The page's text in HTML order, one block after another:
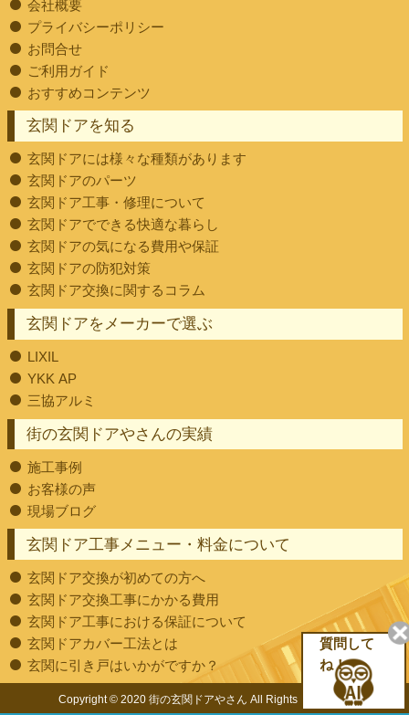
会社概要
プライバシーポリシー
お問合せ
ご利用ガイド
おすすめコンテンツ
街の玄関ドアやさんの実績
施工事例
お客様の声
現場ブログ
玄関ドアを知る
玄関ドアには様々な種類があります
玄関ドアのパーツ
玄関ドア工事・修理について
玄関ドアでできる快適な暮らし
玄関ドアの気になる費用や保証
玄関ドアの防犯対策
玄関ドア交換に関するコラム
玄関ドア工事メニュー・料金について
玄関ドア交換が初めての方へ
玄関ドア交換工事にかかる費用
玄関ドア工事における保証について
玄関ドアカバー工法とは
玄関に引き戸はいかがですか？
玄関ドアをメーカーで選ぶ
LIXIL
YKK AP
三協アルミ
Copyright © 2020 街の玄関ドアやさん All Rights Reserved.
質問して
ね！